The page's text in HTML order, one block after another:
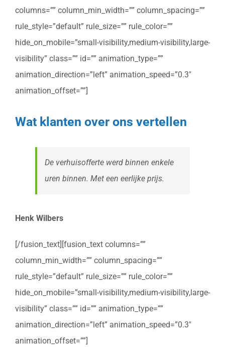
columns=”” column_min_width=”” column_spacing=””
rule_style=”default” rule_size=”” rule_color=””
hide_on_mobile=”small-visibility,medium-visibility,large-
visibility” class=”” id=”” animation_type=””
animation_direction=”left” animation_speed=”0.3″
animation_offset=””]
Wat klanten over ons vertellen
De verhuisofferte werd binnen enkele
uren binnen. Met een eerlijke prijs.
Henk Wilbers
[/fusion_text][fusion_text columns=””
column_min_width=”” column_spacing=””
rule_style=”default” rule_size=”” rule_color=””
hide_on_mobile=”small-visibility,medium-visibility,large-
visibility” class=”” id=”” animation_type=””
animation_direction=”left” animation_speed=”0.3″
animation_offset=””]